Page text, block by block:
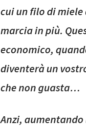
cui un filo di miele
marcia in più.
economico,
diventerà un
che non guasta…
Anzi,